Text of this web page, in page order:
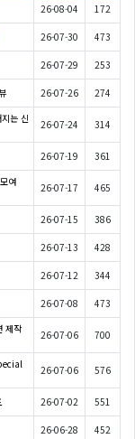
26-08-04 172
26-07-30 473
26-07-29 253
26-07-26 274
는 신
26-07-24 314
26-07-19 361
여
26-07-17 465
26-07-15 386
26-07-13 428
26-07-12 344
26-07-08 473
제작
26-07-06 700
26-07-06 576
26-07-02 551
26-06-28 452